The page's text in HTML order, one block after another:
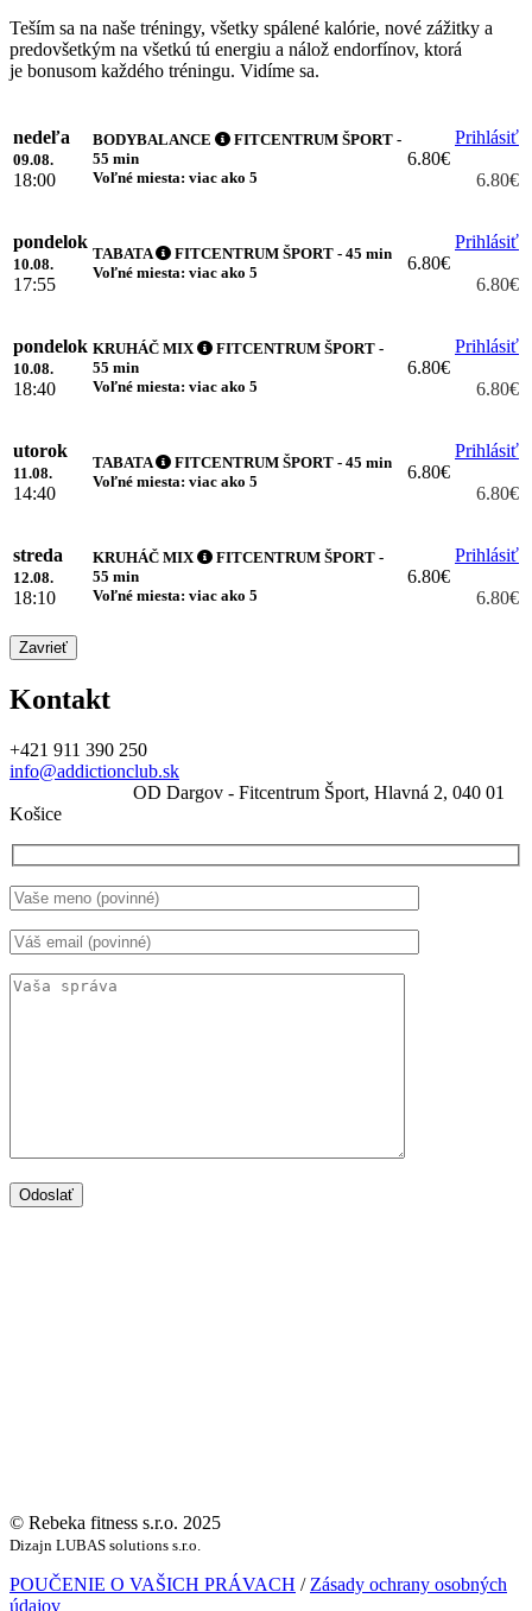
Teším sa na naše tréningy, všetky spálené kalórie, nové zážitky a
predovšetkým na všetkú tú energiu a nálož endorfínov, ktorá
je bonusom každého tréningu. Vidíme sa.
nedeľa
09.08.
18:00
BODYBALANCE
FITCENTRUM ŠPORT -
55 min
Voľné miesta: viac ako 5
6.80€
Prihlásiť
6.80€
pondelok
10.08.
17:55
TABATA
FITCENTRUM ŠPORT - 45 min
Voľné miesta: viac ako 5
6.80€
Prihlásiť
6.80€
pondelok
10.08.
18:40
KRUHÁČ MIX
FITCENTRUM ŠPORT -
55 min
Voľné miesta: viac ako 5
6.80€
Prihlásiť
6.80€
utorok
11.08.
14:40
TABATA
FITCENTRUM ŠPORT - 45 min
Voľné miesta: viac ako 5
6.80€
Prihlásiť
6.80€
streda
12.08.
18:10
KRUHÁČ MIX
FITCENTRUM ŠPORT -
55 min
Voľné miesta: viac ako 5
6.80€
Prihlásiť
6.80€
Zavrieť
Kontakt
+421 911 390 250
info@addictionclub.sk
OD Dargov - Fitcentrum Šport, Hlavná 2, 040 01
Košice
Odoslať
© Rebeka fitness s.r.o. 2025
Dizajn LUBAS solutions s.r.o.
POUČENIE O VAŠICH PRÁVACH /Zásady ochrany osobných
údajov